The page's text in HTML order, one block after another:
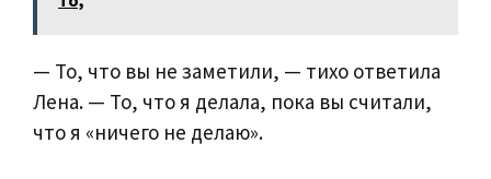
— То, что вы не заметили, — тихо ответила
Лена. — То, что я делала, пока вы считали,
что я «ничего не делаю».